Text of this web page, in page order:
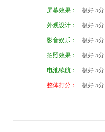
屏幕效果： 极好 5分
外观设计： 极好 5分
影音娱乐： 极好 5分
拍照效果： 极好 5分
电池续航： 极好 5分
整体打分： 极好 5分